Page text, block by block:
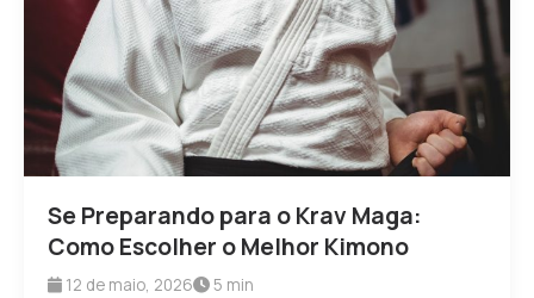
Se Preparando para o Krav Maga:
Como Escolher o Melhor Kimono
12 de maio, 2026 5 min